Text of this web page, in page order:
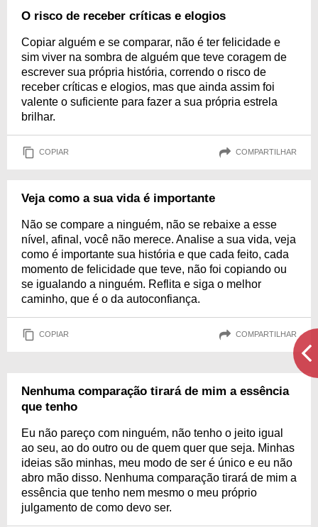
O risco de receber críticas e elogios
Copiar alguém e se comparar, não é ter felicidade e
sim viver na sombra de alguém que teve coragem de
escrever sua própria história, correndo o risco de
receber críticas e elogios, mas que ainda assim foi
valente o suficiente para fazer a sua própria estrela
brilhar.
COPIAR COMPARTILHAR
Veja como a sua vida é importante
Não se compare a ninguém, não se rebaixe a esse
nível, afinal, você não merece. Analise a sua vida, veja
como é importante sua história e que cada feito, cada
momento de felicidade que teve, não foi copiando ou
se igualando a ninguém. Reflita e siga o melhor
caminho, que é o da autoconfiança.
COPIAR COMPARTILHAR
Nenhuma comparação tirará de mim a essência
que tenho
Eu não pareço com ninguém, não tenho o jeito igual
ao seu, ao do outro ou de quem quer que seja. Minhas
ideias são minhas, meu modo de ser é único e eu não
abro mão disso. Nenhuma comparação tirará de mim a
essência que tenho nem mesmo o meu próprio
julgamento de como devo ser.